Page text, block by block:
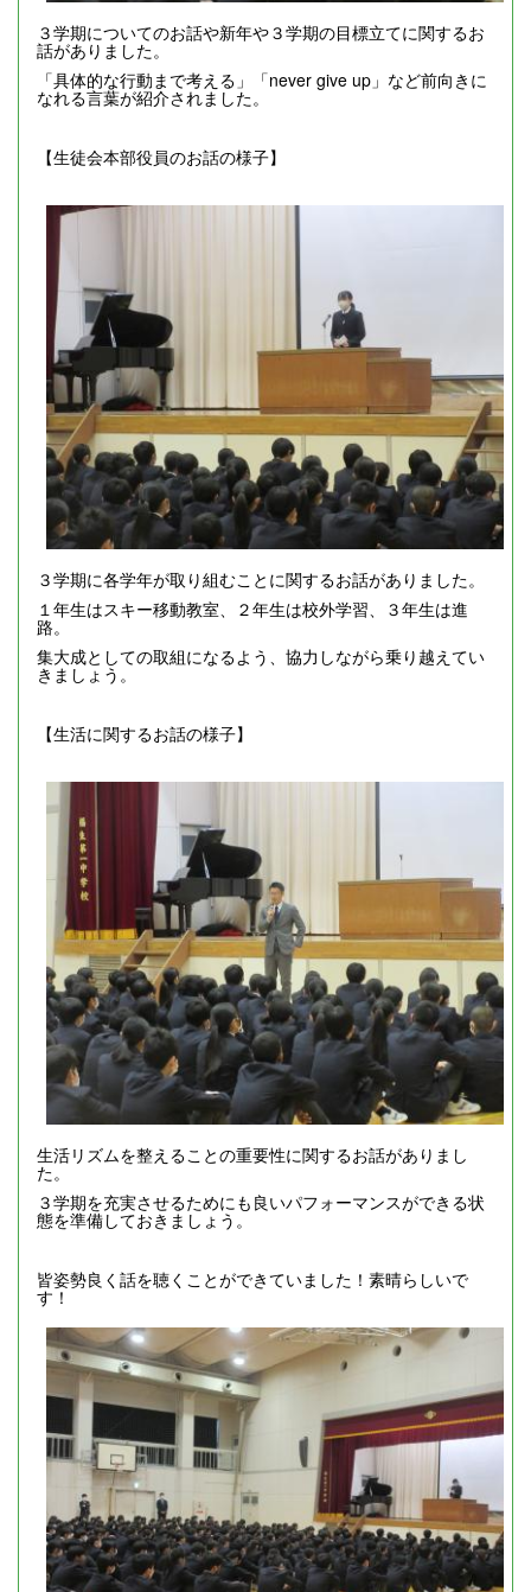
３学期についてのお話や新年や３学期の目標立てに関するお
話がありました。
「具体的な行動まで考える」「never give up」など前向きに
なれる言葉が紹介されました。
【生徒会本部役員のお話の様子】
３学期に各学年が取り組むことに関するお話がありました。
１年生はスキー移動教室、２年生は校外学習、３年生は進
路。
集大成としての取組になるよう、協力しながら乗り越えてい
きましょう。
【生活に関するお話の様子】
生活リズムを整えることの重要性に関するお話がありまし
た。
３学期を充実させるためにも良いパフォーマンスができる状
態を準備しておきましょう。
皆姿勢良く話を聴くことができていました！素晴らしいで
す！